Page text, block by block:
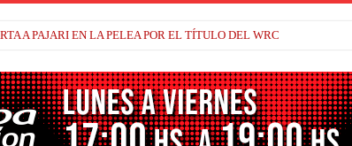
Y TRACKHOUSE, A CONTINUIDAD